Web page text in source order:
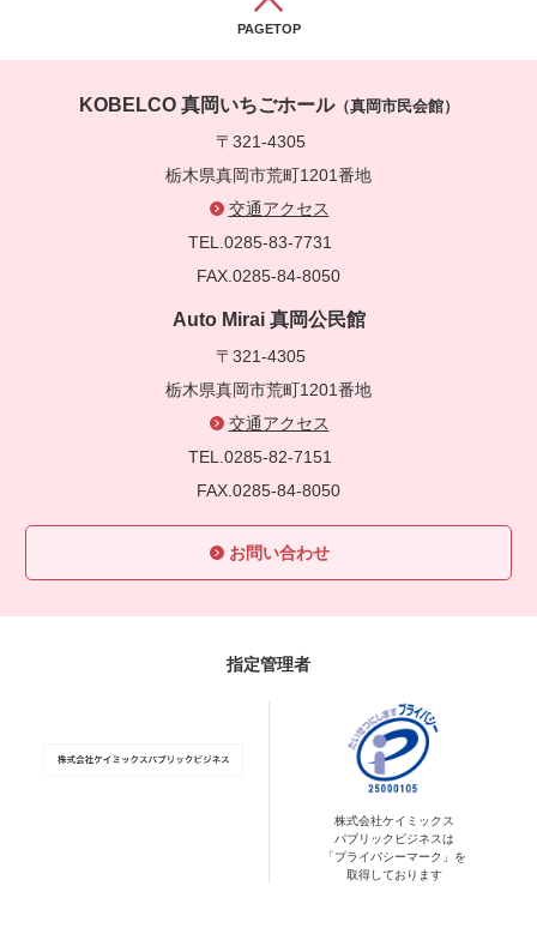
PAGETOP
KOBELCO 真岡いちごホール（真岡市民会館）
〒321-4305
栃木県真岡市荒町1201番地
交通アクセス
TEL.0285-83-7731
FAX.0285-84-8050
Auto Mirai 真岡公民館
〒321-4305
栃木県真岡市荒町1201番地
交通アクセス
TEL.0285-82-7151
FAX.0285-84-8050
お問い合わせ
指定管理者
株式会社ケイミックス
パブリックビジネスは
「プライバシーマーク」を
取得しております